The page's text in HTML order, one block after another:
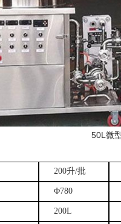
50L微
200升/批
Φ780
200L